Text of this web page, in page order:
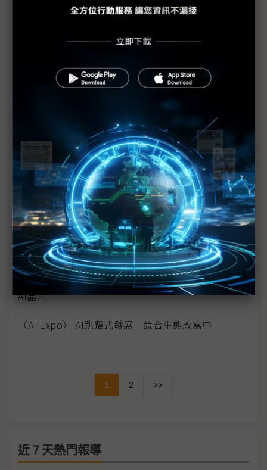
AWS：資安不「裸奔」
AI晶片需求引燃 台IC設計低功耗、低延遲傳統優勢
大有可為
台積電善用數據治理生產力增逾6成，鄧白氏談企業
戰略資產
台灣迎最大退休潮衝擊 智慧工廠是最佳解
AI智造改善缺工，長期卻可能衝擊社會結構？
（AI Expo）培養未來人才 高中生「超前部署」AI
（AI Expo Day 3）耐能智慧：將發表NanoGPT相關
AI晶片
（AI Expo） AI跳躍式發展 競合生態改寫中
1 2 >>
近７天熱門報導